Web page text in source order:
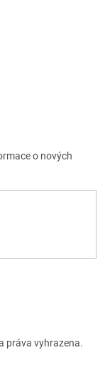
o nových
práva vyhrazena.